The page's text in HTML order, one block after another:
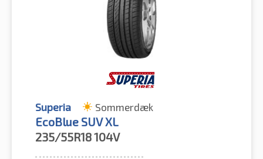
Superia Sommerdæk
EcoBlue SUV XL
235/55R18104V